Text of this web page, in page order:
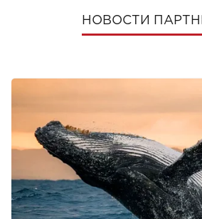
НОВОСТИ